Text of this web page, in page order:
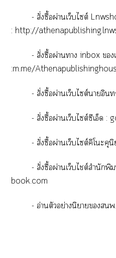
- สั่งซื้อผ่านเว็บไซต์
: http://
- สั่งซื้อผ่านา inbox 
:m.me/
- สั่งซื้อผ่านเว็บไซต์าอิน
- สั่งซื้อผ่านเว็บไซต์ซีเอ็ด :
- สั่งซื้อผ่านเว็บไซต์คิโะคุ
- สั่งซื้อผ่านเว็บไต์สำนักพิม
book.com
- อ่านตัวอย่างนิยายพ